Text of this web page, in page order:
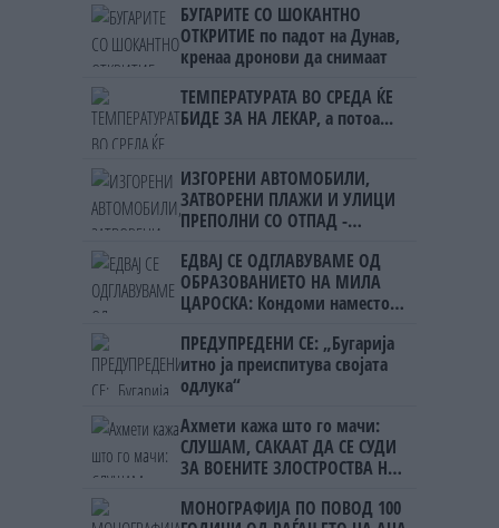
БУГАРИТЕ СО ШОКАНТНО
ОТКРИТИЕ по падот на Дунав,
кренаа дронови да снимаат
ТЕМПЕРАТУРАТА ВО СРЕДА ЌЕ
БИДЕ ЗА НА ЛЕКАР, а потоа...
ИЗГОРЕНИ АВТОМОБИЛИ,
ЗАТВОРЕНИ ПЛАЖИ И УЛИЦИ
ПРЕПОЛНИ СО ОТПАД -
мигрантскиот бран кон Сеута
ЕДВАЈ СЕ ОДГЛАВУВАМЕ ОД
ОБРАЗОВАНИЕТО НА МИЛА
ЦАРОСКА: Кондоми наместо
ПРЕДУПРЕДЕНИ СЕ: „Бугарија
итно ја преиспитува својата
одлука“
Ахмети кажа што го мачи:
СЛУШАМ, САКААТ ДА СЕ СУДИ
ЗА ВОЕНИТЕ ЗЛОСТРОСТВА НА
МОНОГРАФИЈА ПО ПОВОД 100